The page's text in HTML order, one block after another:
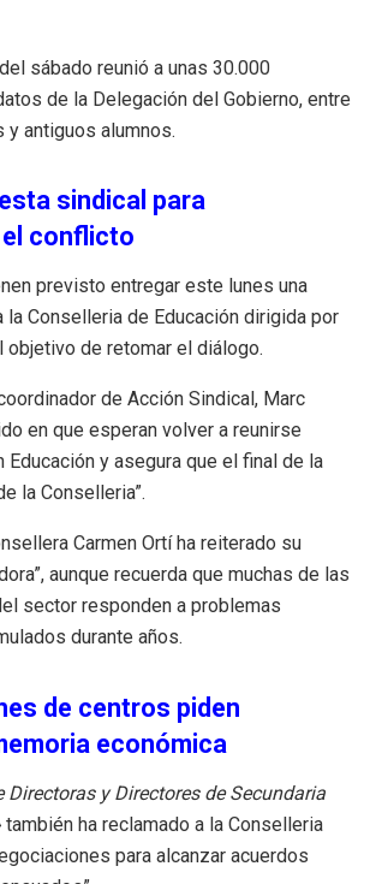
sábado reunió a unas 30.000
de la Delegación del Gobierno, entre
antiguos alumnos.
sindical para
conflicto
previsto entregar este lunes una
la Conselleria de Educación dirigida por
objetivo de retomar el diálogo.
de Acción Sindical, Marc
en que esperan volver a reunirse
Educación y asegura que el final de la
la Conselleria”.
Carmen Ortí ha reiterado su
aunque recuerda que muchas de las
sector responden a problemas
durante años.
de centros piden
económica
Directoras y Directores de Secundaria
también ha reclamado a la Conselleria
para alcanzar acuerdos